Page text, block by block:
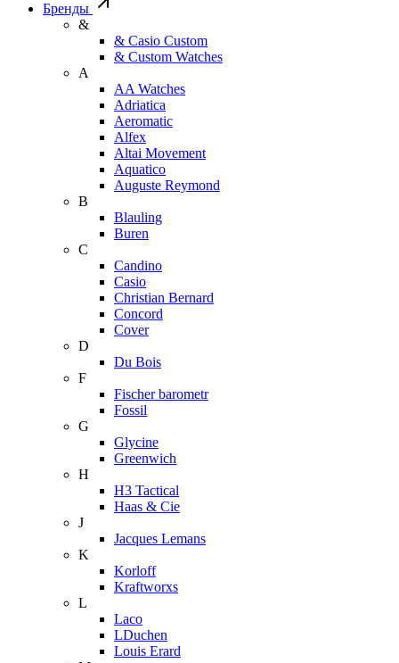
Бренды
&
& Casio Custom
& Custom Watches
A
AA Watches
Adriatica
Aeromatic
Alfex
Altai Movement
Aquatico
Auguste Reymond
B
Blauling
Buren
C
Candino
Casio
Christian Bernard
Concord
Cover
D
Du Bois
F
Fischer barometr
Fossil
G
Glycine
Greenwich
H
H3 Tactical
Haas & Cie
J
Jacques Lemans
K
Korloff
Kraftworxs
L
Laco
LDuchen
Louis Erard